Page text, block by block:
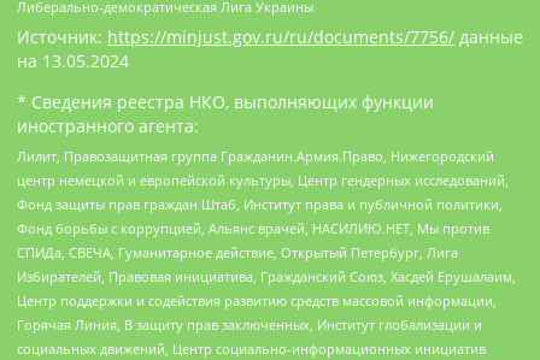
Либерально-демократическая Лига Украины
Источник: https://minjust.gov.ru/ru/documents/7756/ данные
на 13.05.2024
* Сведения реестра НКО, выполняющих функции
иностранного агента:
Лилит, Правозащитная группа Гражданин.Армия.Право, Нижегородский
центр немецкой и европейской культуры, Центр гендерных исследований,
Фонд защиты прав граждан Штаб, Институт права и публичной политики,
Фонд борьбы с коррупцией, Альянс врачей, НАСИЛИЮ.НЕТ, Мы против
СПИДа, СВЕЧА, Гуманитарное действие, Открытый Петербург, Лига
Избирателей, Правовая инициатива, Гражданский Союз, Хасдей Ерушалаим,
Центр поддержки и содействия развитию средств массовой информации,
Горячая Линия, В защиту прав заключенных, Институт глобализации и
социальных движений, Центр социально-информационных инициатив